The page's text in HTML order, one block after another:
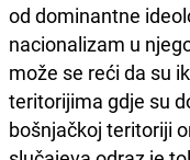
od dominantne
nacionalizam u
može se reći da su
teritorijima gdje su
bošnjačkoj teritoriji